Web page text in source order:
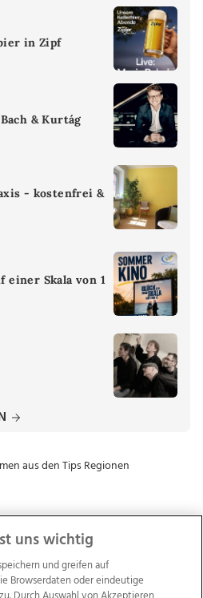
in Zipf
& Kurtág
- kostenfrei &
einer Skala von 1
uns wichtig
und greifen auf
Browserdaten oder eindeutige